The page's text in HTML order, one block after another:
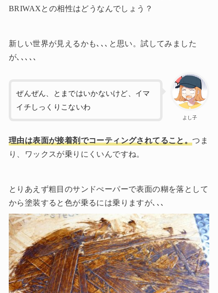
BRIWAXとの相性はどうなんでしょう？
新しい世界が見えるかも､､､と思い。試してみました
が､､､､､
よし子
ぜんぜん、とまではいかないけど、イマ
イチしっくりこないわ
理由は表面が接着剤でコーティングされてること。つま
り、ワックスが乗りにくいんですね。
とりあえず粗目のサンドぺーパーで表面の糊を落として
から塗装すると色が乗るには乗りますが､､､